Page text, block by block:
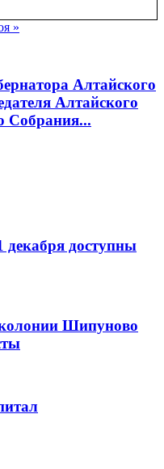
»
Алтайского
Алтайского
Собрания...
доступны
Шипуново